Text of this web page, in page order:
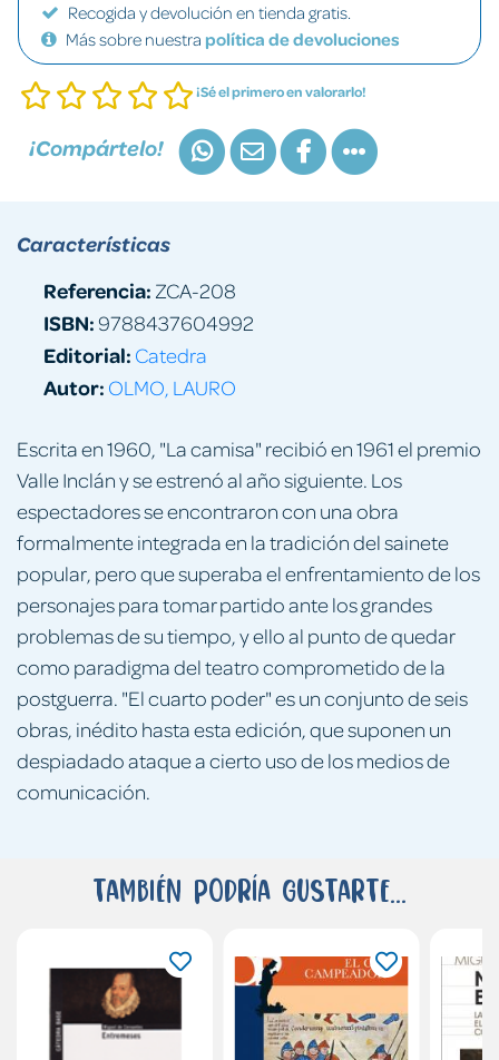
Recogida y devolución en tienda gratis.
Más sobre nuestra política de devoluciones
¡Sé el primero en valorarlo!
¡Compártelo!
Escrita en 1960, "La camisa" recibió en 1961 el premio
Valle Inclán y se estrenó al año siguiente. Los
espectadores se encontraron con una obra
formalmente integrada en la tradición del sainete
popular, pero que superaba el enfrentamiento de los
personajes para tomar partido ante los grandes
problemas de su tiempo, y ello al punto de quedar
como paradigma del teatro comprometido de la
postguerra. "El cuarto poder" es un conjunto de seis
obras, inédito hasta esta edición, que suponen un
despiadado ataque a cierto uso de los medios de
comunicación.
Características
Referencia: ZCA-208
ISBN:9788437604992
Editorial: Catedra
Autor: OLMO, LAURO
También podría gustarte...